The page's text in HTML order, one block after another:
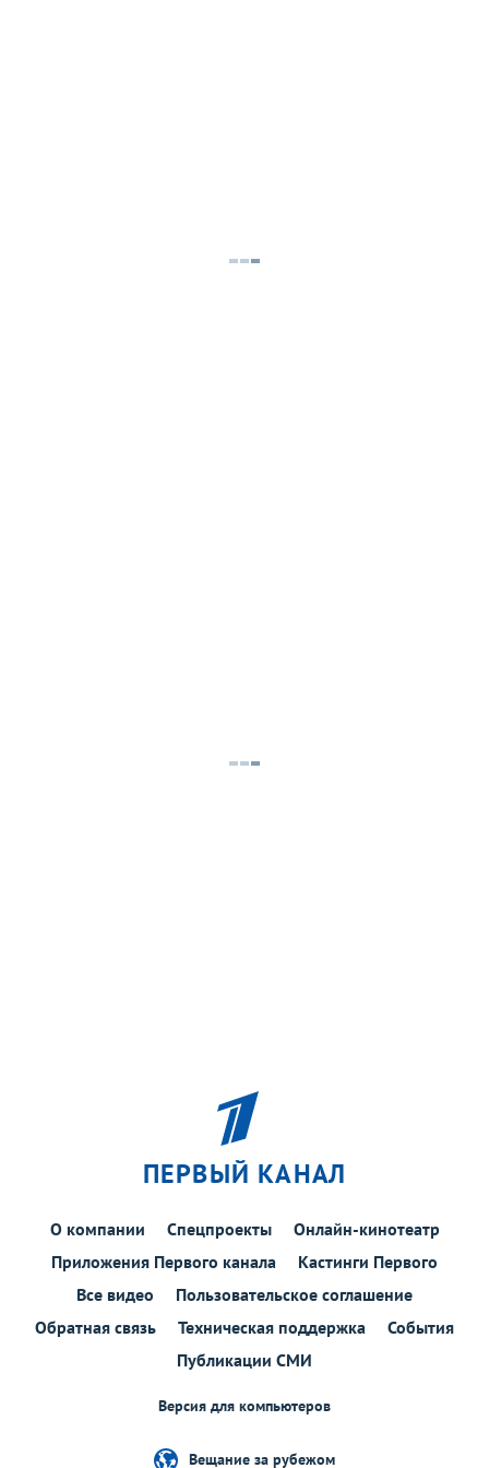
ПЕРВЫЙ КАНАЛ
О компании Спецпроекты
Онлайн-кинотеатр
Приложения Первого канала
Кастинги Первого
Все видео
Пользовательское соглашение
Обратная связь
Техническая поддержка
События
Публикации СМИ
Версия для компьютеров
Вещание за рубежом